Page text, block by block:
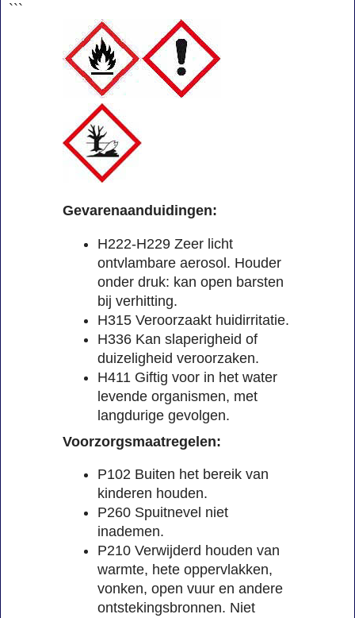
```
Gevarenaanduidingen:
H222-H229 Zeer licht
ontvlambare aerosol. Houder
onder druk: kan open barsten
bij verhitting.
H315 Veroorzaakt huidirritatie.
H336 Kan slaperigheid of
duizeligheid veroorzaken.
H411 Giftig voor in het water
levende organismen, met
langdurige gevolgen.
Voorzorgsmaatregelen:
P102 Buiten het bereik van
kinderen houden.
P260 Spuitnevel niet
inademen.
P210 Verwijderd houden van
warmte, hete oppervlakken,
vonken, open vuur en andere
ontstekingsbronnen. Niet